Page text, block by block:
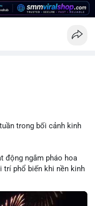
trong bối cảnh kinh
động ngắm pháo hoa
trí phổ biến khi nền kinh
chất. Trong bối cảnh
định, hoạt động giải trí